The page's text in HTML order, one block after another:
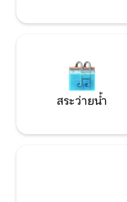
สระว่ายน้ำ